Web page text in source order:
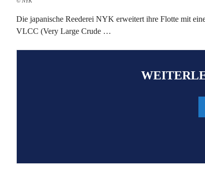
Die japanische Reederei NYK erweitert ihre Flotte mit
VLCC (Very Large Crude …